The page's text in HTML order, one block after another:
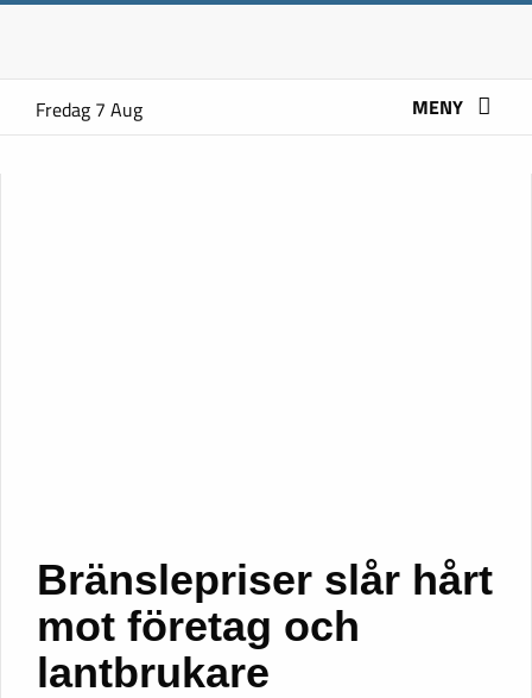
Fredag 7 Aug MENY
Bränslepriser slår hårt
mot företag och
lantbrukare